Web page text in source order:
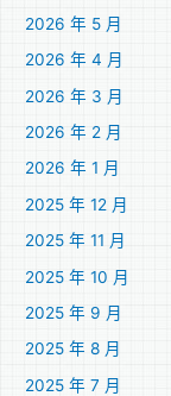
2026 年 5 月
2026 年 4 月
2026 年 3 月
2026 年 2 月
2026 年 1 月
2025 年 12 月
2025 年 11 月
2025 年 10 月
2025 年 9 月
2025 年 8 月
2025 年 7 月